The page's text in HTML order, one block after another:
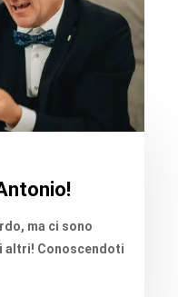
ma ci sono
altri! Conoscendoti